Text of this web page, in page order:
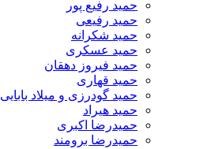
حمید رفیع پور
حمید رفیعی
حمید شکرانه
حمید عسکری
حمید فیروز دهقان
حمید قهاری
حمید گودرزی و میلاد بابایی
حمید هیراد
حمیدرضا اکبری
حمیدرضا برومند